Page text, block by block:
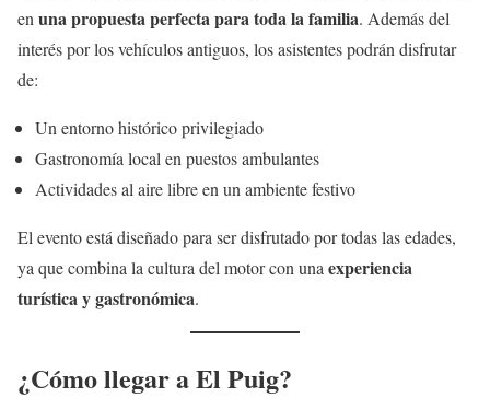
en una propuesta perfecta para toda la familia. Además del
interés por los vehículos antiguos, los asistentes podrán disfrutar
de:
Un entorno histórico privilegiado
Gastronomía local en puestos ambulantes
Actividades al aire libre en un ambiente festivo
El evento está diseñado para ser disfrutado por todas las edades,
ya que combina la cultura del motor con una experiencia
turística y gastronómica.
¿Cómo llegar a El Puig?